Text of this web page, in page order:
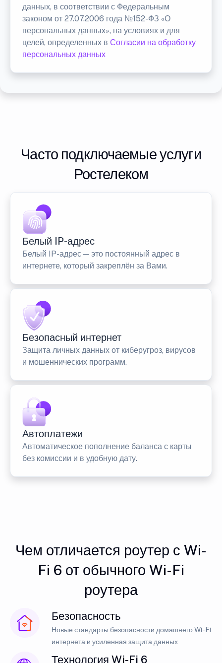
данных, в соответствии с Федеральным
законом от 27.07.2006 года №152-ФЗ «О
персональных данных», на условиях и для
целей, определенных в Согласии на обработку
персональных данных
Часто подключаемые услуги
Ростелеком
Белый IP-адрес
Белый IP-адрес — это постоянный адрес в
интернете, который закреплён за Вами.
Безопасный интернет
Защита личных данных от киберугроз, вирусов
и мошеннических программ.
Автоплатежи
Автоматическое пополнение баланса с карты
без комиссии и в удобную дату.
Чем отличается роутер с Wi-
Fi 6 от обычного Wi-Fi
роутера
Безопасность
Новые стандарты безопасности домашнего Wi-Fi
интернета и усиленная защита данных
Технология Wi-Fi 6